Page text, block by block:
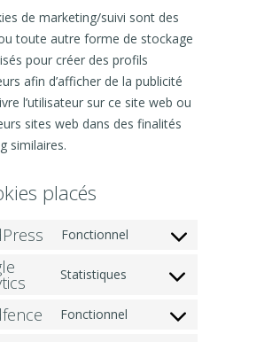
de marketing/suivi sont des
toute autre forme de stockage
pour créer des profils
afin d’afficher de la publicité
l’utilisateur sur ce site web ou
sites web dans des finalités
similaires.
placés
Fonctionnel Consent
wordpress
Statistiques Consent
google-
Fonctionnel Consent